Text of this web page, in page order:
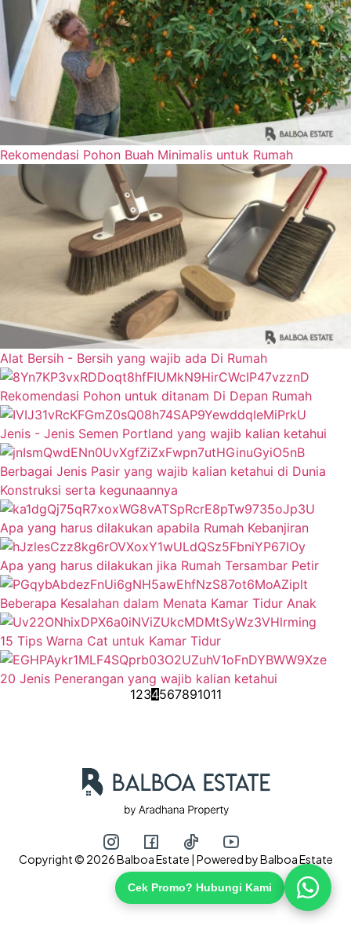
Rekomendasi Pohon Buah Minimalis untuk Rumah
Alat Bersih - Bersih yang wajib ada Di Rumah
Rekomendasi Pohon untuk ditanam Di Depan Rumah
Jenis - Jenis Semen Portland yang wajib kalian ketahui
Berbagai Jenis Pasir yang wajib kalian ketahui di Dunia
Konstruksi serta kegunaannya
Apa yang harus dilakukan apabila Rumah Kebanjiran
Apa yang harus dilakukan jika Rumah Tersambar Petir
Beberapa Kesalahan dalam Menata Kamar Tidur Anak
15 Tips Warna Cat untuk Kamar Tidur
20 Jenis Penerangan yang wajib kalian ketahui
1234567891011
Copyright © 2026 Balboa Estate | Powered by Balboa Estate
Cek Promo? Hubungi Kami